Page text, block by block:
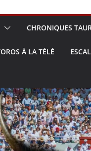
CHRONIQUES
À LA TÉLÉ